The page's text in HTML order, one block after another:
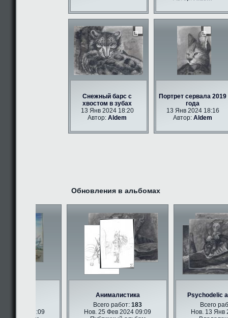
Снежный барс с
хвостом в зубах
13 Янв 2024 18:20
Автор:Aldem
Портрет сервала 2019
года
13 Янв 2024 18:16
Автор:Aldem
Обновления в альбомах
2024 09:09
Анималистика
Всего работ:183
Нов. 25 Фев 2024 09:09
Psychodelic
Всего
Нов. 13 Янв